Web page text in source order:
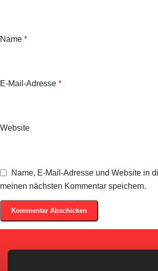
Name *
E-Mail-Adresse *
Website
Name, E-Mail-Adresse und Website in
meinen nächsten Kommentar speichern.